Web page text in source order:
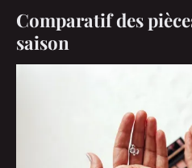
Comparatif des
saison